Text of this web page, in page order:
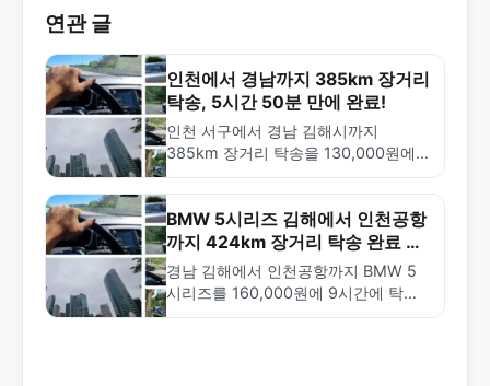
연관 글
인천에서 경남까지 385km 장거리
탁송, 5시간 50분 만에 완료!
인천 서구에서 경남 김해시까지
385km 장거리 탁송을 130,000원에 5
송 서비스를 확인하세요.
BMW 5시리즈 김해에서 인천공항
까지 424km 장거리 탁송 완료 사
례
경남 김해에서 인천공항까지 BMW 5
시리즈를 160,000원에 9시간에 탁송